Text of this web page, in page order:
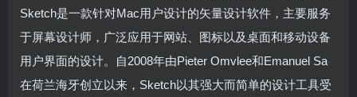
Sketch是一款针对Mac用户设计的矢量设计软件，主要服务
于屏幕设计师，广泛应用于网站、图标以及桌面和移动设备
用户界面的设计。自2008年由Pieter Omvlee和Emanuel Sa
在荷兰海牙创立以来，Sketch以其强大而简单的设计工具受